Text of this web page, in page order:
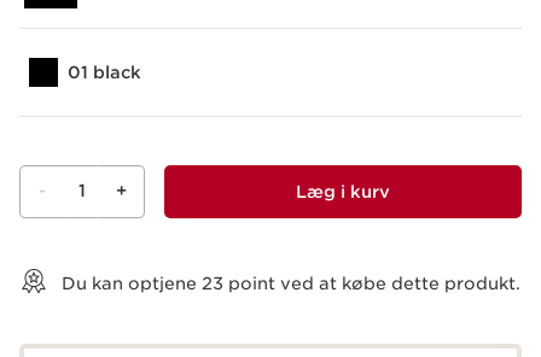
01 black
- 1 + Læg i kurv
Du kan optjene 23 point ved at købe dette produkt.